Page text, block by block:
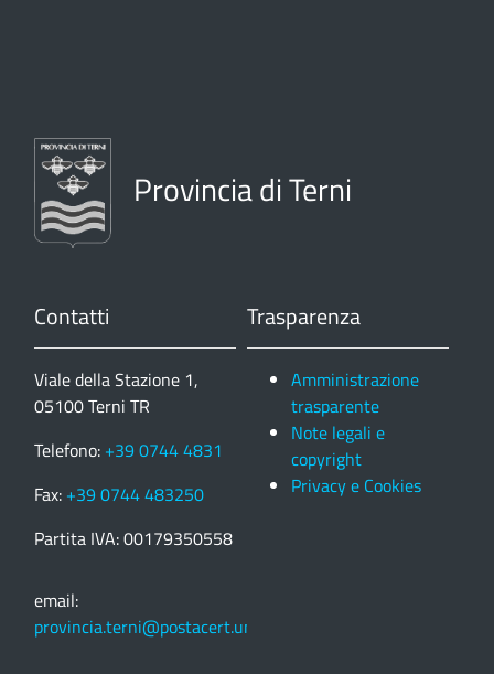
Provincia di Terni
Contatti
Viale della Stazione 1,
05100 Terni TR
Telefono: +39 0744 4831
Fax: +39 0744 483250
Partita IVA: 00179350558
email:
provincia.terni@postacert.umbria.it
Trasparenza
Amministrazione
trasparente
Note legali e
copyright
Privacy e Cookies